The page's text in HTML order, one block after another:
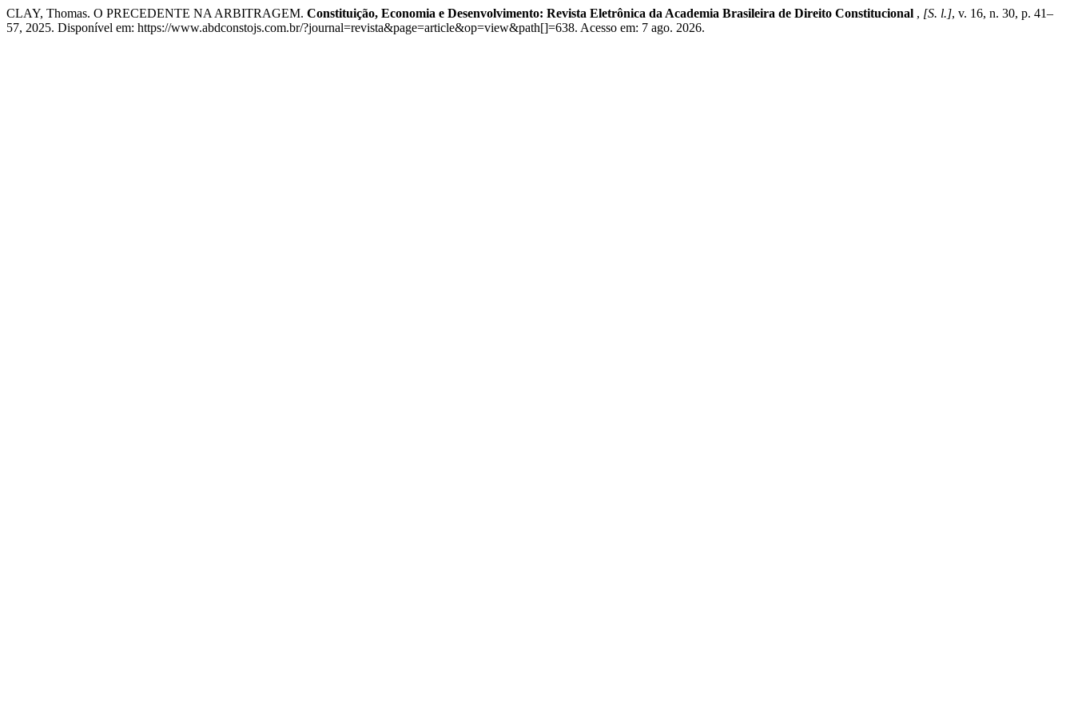
CLAY, Thomas. O PRECEDENTE NA ARBITRAGEM. Constituição, Economia e Desenvolvimento: Revista Eletrônica da Academia Brasileira de Direito Constitucional , [S. l.], v. 16, n. 30, p. 41–
57, 2025. Disponível em: https://www.abdconstojs.com.br/?journal=revista&page=article&op=view&path[]=638. Acesso em: 7 ago. 2026.